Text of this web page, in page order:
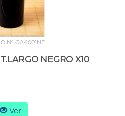
N° GA4001NE
NEGRO X10
Ver